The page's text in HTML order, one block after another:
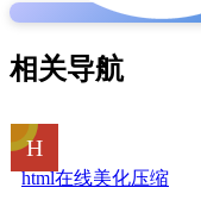
相关导航
html在线美化压缩